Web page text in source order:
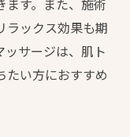
ます。また、施術
ラックス効果も期
サージは、肌ト
たい方におすすめ